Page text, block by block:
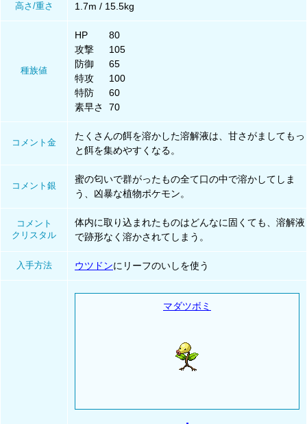
高さ/重さ 1.7m / 15.5kg
種族値
HP
80
攻撃
105
防御
65
特攻
100
特防
60
素早さ
70
コメント金
たくさんの餌を溶かした溶解液は、甘さがましてもっ
と餌を集めやすくなる。
コメント銀
蜜の匂いで群がったもの全て口の中で溶かしてしま
う、凶暴な植物ポケモン。
コメント
クリスタル
体内に取り込まれたものはどんなに固くても、溶解液
で跡形なく溶かされてしまう。
入手方法 ウツドンにリーフのいしを使う
マダツボミ